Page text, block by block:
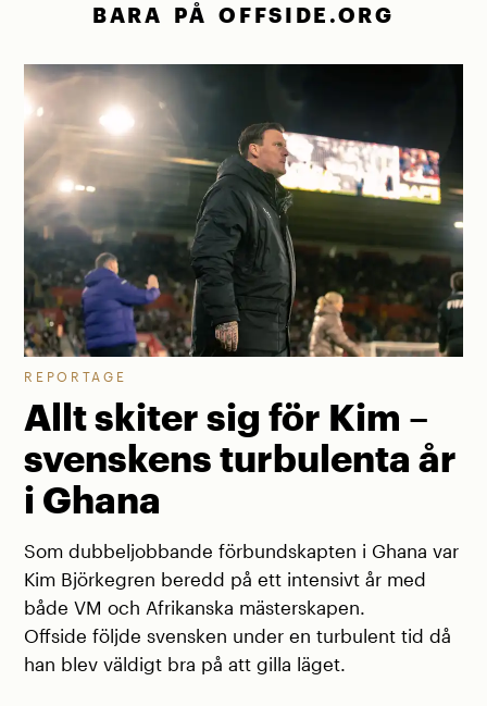
BARA PÅ OFFSIDE.ORG
REPORTAGE
Allt skiter sig för Kim –
svenskens turbulenta år
i Ghana
Som dubbeljobbande förbundskapten i Ghana var
Kim Björkegren beredd på ett intensivt år med
både VM och Afrikanska mästerskapen.
Offside följde svensken under en turbulent tid då
han blev väldigt bra på att gilla läget.